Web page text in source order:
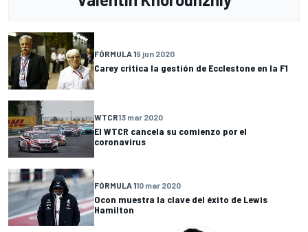
FÓRMULA 19 jun 2020
Carey critica la gestión de Ecclestone en la F1
WTCR13 mar 2020
El WTCR cancela su comienzo por el
coronavirus
FÓRMULA 110 mar 2020
Ocon muestra la clave del éxito de Lewis
Hamilton